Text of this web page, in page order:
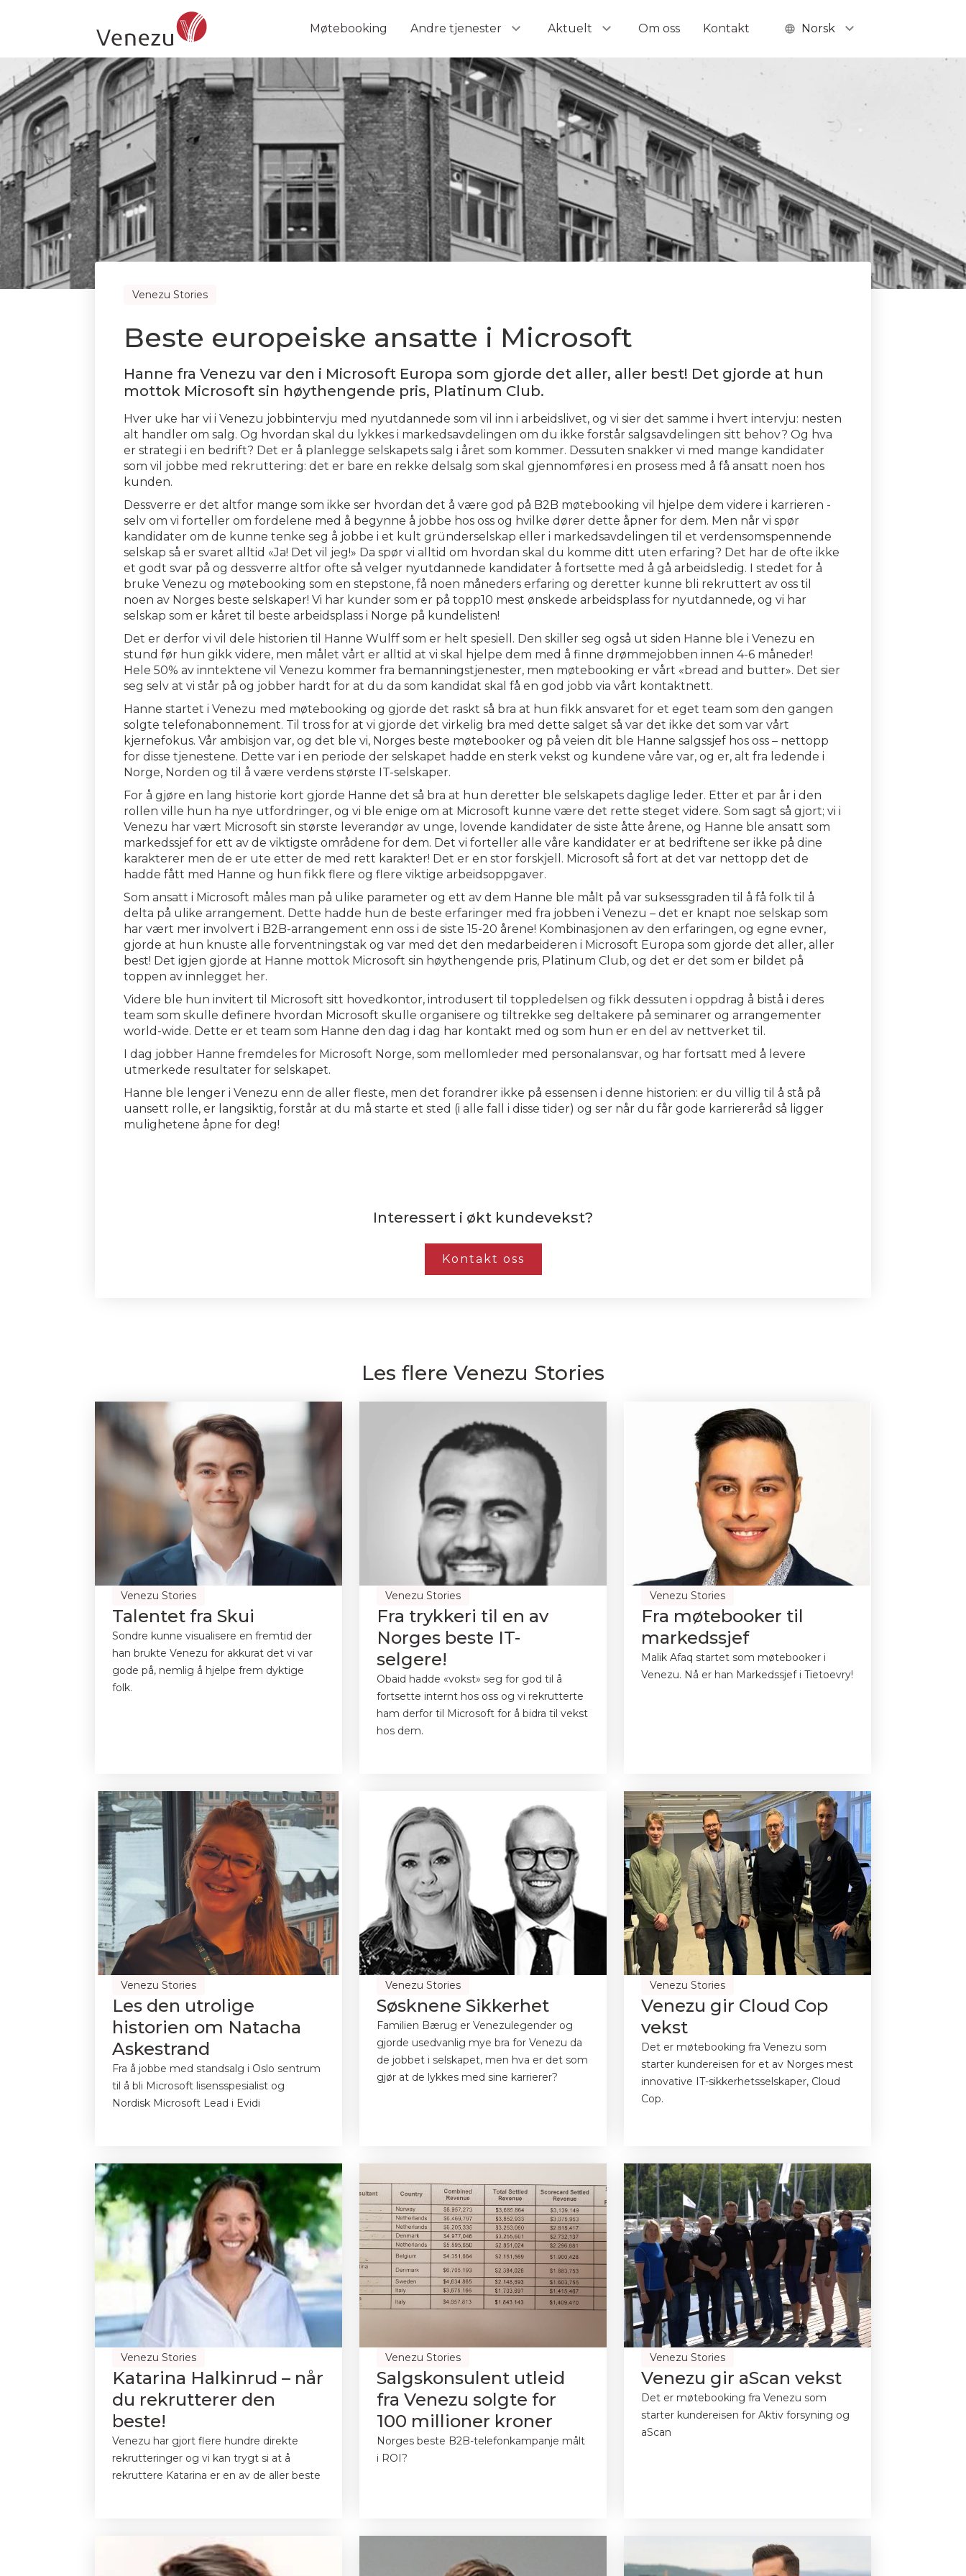
Møtebooking Andre tjenester Aktuelt Om oss Kontakt Norsk
Venezu stories
Venezu Stories
Beste europeiske ansatte i Microsoft
Hanne fra Venezu var den i Microsoft Europa som gjorde det aller, aller best! Det gjorde at hun
mottok Microsoft sin høythengende pris, Platinum Club.
Hver uke har vi i Venezu jobbintervju med nyutdannede som vil inn i arbeidslivet, og vi sier det samme i hvert intervju: nesten
alt handler om salg. Og hvordan skal du lykkes i markedsavdelingen om du ikke forstår salgsavdelingen sitt behov? Og hva
er strategi i en bedrift? Det er å planlegge selskapets salg i året som kommer. Dessuten snakker vi med mange kandidater
som vil jobbe med rekruttering: det er bare en rekke delsalg som skal gjennomføres i en prosess med å få ansatt noen hos
kunden.
Dessverre er det altfor mange som ikke ser hvordan det å være god på B2B møtebooking vil hjelpe dem videre i karrieren -
selv om vi forteller om fordelene med å begynne å jobbe hos oss og hvilke dører dette åpner for dem. Men når vi spør
kandidater om de kunne tenke seg å jobbe i et kult gründerselskap eller i markedsavdelingen til et verdensomspennende
selskap så er svaret alltid «Ja! Det vil jeg!» Da spør vi alltid om hvordan skal du komme ditt uten erfaring? Det har de ofte ikke
et godt svar på og dessverre altfor ofte så velger nyutdannede kandidater å fortsette med å gå arbeidsledig. I stedet for å
bruke Venezu og møtebooking som en stepstone, få noen måneders erfaring og deretter kunne bli rekruttert av oss til
noen av Norges beste selskaper! Vi har kunder som er på topp10 mest ønskede arbeidsplass for nyutdannede, og vi har
selskap som er kåret til beste arbeidsplass i Norge på kundelisten!
Det er derfor vi vil dele historien til Hanne Wulff som er helt spesiell. Den skiller seg også ut siden Hanne ble i Venezu en
stund før hun gikk videre, men målet vårt er alltid at vi skal hjelpe dem med å finne drømmejobben innen 4-6 måneder!
Hele 50% av inntektene vil Venezu kommer fra bemanningstjenester, men møtebooking er vårt «bread and butter». Det sier
seg selv at vi står på og jobber hardt for at du da som kandidat skal få en god jobb via vårt kontaktnett.
Hanne startet i Venezu med møtebooking og gjorde det raskt så bra at hun fikk ansvaret for et eget team som den gangen
solgte telefonabonnement. Til tross for at vi gjorde det virkelig bra med dette salget så var det ikke det som var vårt
kjernefokus. Vår ambisjon var, og det ble vi, Norges beste møtebooker og på veien dit ble Hanne salgssjef hos oss – nettopp
for disse tjenestene. Dette var i en periode der selskapet hadde en sterk vekst og kundene våre var, og er, alt fra ledende i
Norge, Norden og til å være verdens største IT-selskaper.
For å gjøre en lang historie kort gjorde Hanne det så bra at hun deretter ble selskapets daglige leder. Etter et par år i den
rollen ville hun ha nye utfordringer, og vi ble enige om at Microsoft kunne være det rette steget videre. Som sagt så gjort; vi i
Venezu har vært Microsoft sin største leverandør av unge, lovende kandidater de siste åtte årene, og Hanne ble ansatt som
markedssjef for ett av de viktigste områdene for dem. Det vi forteller alle våre kandidater er at bedriftene ser ikke på dine
karakterer men de er ute etter de med rett karakter! Det er en stor forskjell. Microsoft så fort at det var nettopp det de
hadde fått med Hanne og hun fikk flere og flere viktige arbeidsoppgaver.
Som ansatt i Microsoft måles man på ulike parameter og ett av dem Hanne ble målt på var suksessgraden til å få folk til å
delta på ulike arrangement. Dette hadde hun de beste erfaringer med fra jobben i Venezu – det er knapt noe selskap som
har vært mer involvert i B2B-arrangement enn oss i de siste 15-20 årene! Kombinasjonen av den erfaringen, og egne evner,
gjorde at hun knuste alle forventningstak og var med det den medarbeideren i Microsoft Europa som gjorde det aller, aller
best! Det igjen gjorde at Hanne mottok Microsoft sin høythengende pris, Platinum Club, og det er det som er bildet på
toppen av innlegget her.
Videre ble hun invitert til Microsoft sitt hovedkontor, introdusert til toppledelsen og fikk dessuten i oppdrag å bistå i deres
team som skulle definere hvordan Microsoft skulle organisere og tiltrekke seg deltakere på seminarer og arrangementer
world-wide. Dette er et team som Hanne den dag i dag har kontakt med og som hun er en del av nettverket til.
I dag jobber Hanne fremdeles for Microsoft Norge, som mellomleder med personalansvar, og har fortsatt med å levere
utmerkede resultater for selskapet.
Hanne ble lenger i Venezu enn de aller fleste, men det forandrer ikke på essensen i denne historien: er du villig til å stå på
uansett rolle, er langsiktig, forstår at du må starte et sted (i alle fall i disse tider) og ser når du får gode karriereråd så ligger
mulighetene åpne for deg!
Interessert i økt kundevekst?
Kontakt oss
Les flere Venezu Stories
Venezu Stories
Talentet fra Skui
Sondre kunne visualisere en fremtid der
han brukte Venezu for akkurat det vi var
gode på, nemlig å hjelpe frem dyktige
folk.
Venezu Stories
Fra trykkeri til en av
Norges beste IT-
selgere!
Obaid hadde «vokst» seg for god til å
fortsette internt hos oss og vi rekrutterte
ham derfor til Microsoft for å bidra til vekst
hos dem.
Venezu Stories
Fra møtebooker til
markedssjef
Malik Afaq startet som møtebooker i
Venezu. Nå er han Markedssjef i Tietoevry!
Venezu Stories
Les den utrolige
historien om Natacha
Askestrand
Fra å jobbe med standsalg i Oslo sentrum
til å bli Microsoft lisensspesialist og
Nordisk Microsoft Lead i Evidi
Venezu Stories
Søsknene Sikkerhet
Familien Bærug er Venezulegender og
gjorde usedvanlig mye bra for Venezu da
de jobbet i selskapet, men hva er det som
gjør at de lykkes med sine karrierer?
Venezu Stories
Venezu gir Cloud Cop
vekst
Det er møtebooking fra Venezu som
starter kundereisen for et av Norges mest
innovative IT-sikkerhetsselskaper, Cloud
Cop.
Venezu Stories
Katarina Halkinrud – når
du rekrutterer den
beste!
Venezu har gjort flere hundre direkte
rekrutteringer og vi kan trygt si at å
rekruttere Katarina er en av de aller beste
Venezu Stories
Salgskonsulent utleid
fra Venezu solgte for
100 millioner kroner
Norges beste B2B-telefonkampanje målt
i ROI?
Venezu Stories
Venezu gir aScan vekst
Det er møtebooking fra Venezu som
starter kundereisen for Aktiv forsyning og
aScan